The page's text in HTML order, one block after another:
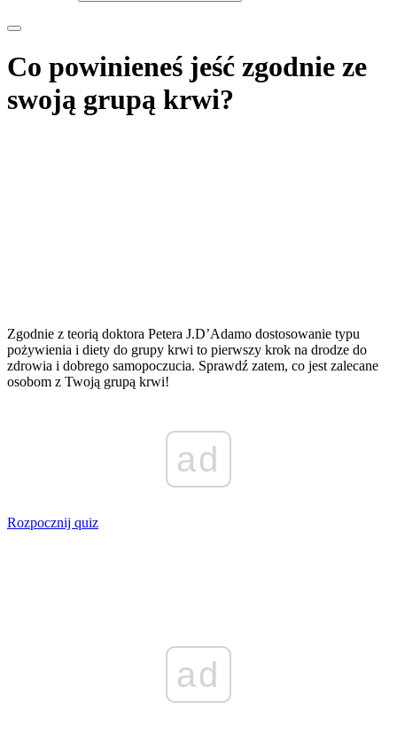
Co powinieneś jeść zgodnie ze
swoją grupą krwi?
Zgodnie z teorią doktora Petera J.D’Adamo dostosowanie typu
pożywienia i diety do grupy krwi to pierwszy krok na drodze do
zdrowia i dobrego samopoczucia. Sprawdź zatem, co jest zalecane
osobom z Twoją grupą krwi!
ad
Rozpocznij quiz
ad